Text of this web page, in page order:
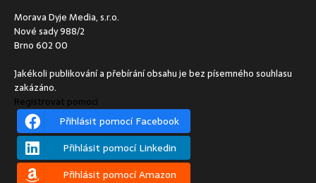
Morava Dyje Media, s.r.o.
Nové sady 988/2
Brno 602 00
Jakékoli publikování a přebírání obsahu je bez písemného souhlasu
zakázáno.
Registrovat pomocí
Přihlásit pomocí Facebook
Přihlásit pomocí Linkedin
Přihlásit pomocí Amazon